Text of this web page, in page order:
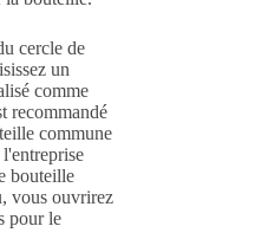
cercle de
un
comme
recommandé
commune
bouteille
vous ouvrirez
pour le